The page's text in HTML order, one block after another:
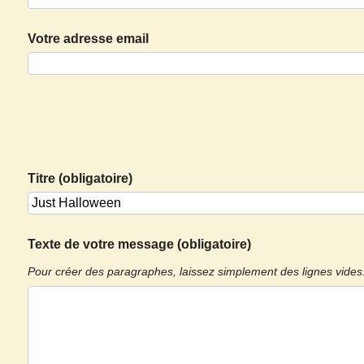
Votre adresse email
Titre (obligatoire)
Texte de votre message (obligatoire)
Pour créer des paragraphes, laissez simplement des lignes